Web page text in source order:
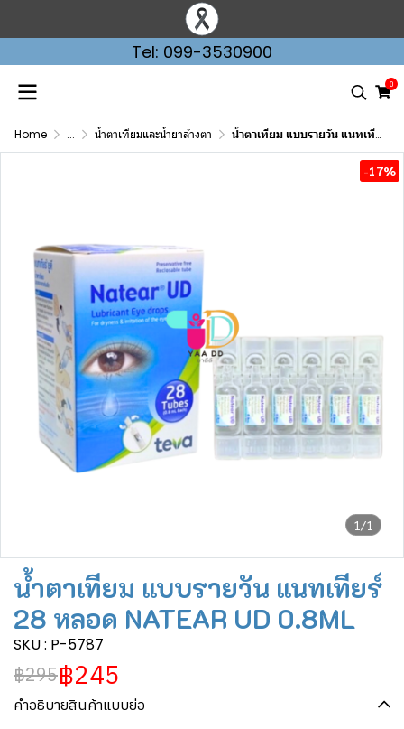
Tel: 099-3530900
0
Home ... น้ำตาเทียมและน้ำยาล้างตา น้ำตาเทียม แบบรายวัน แนทเทียร์ 28 หลอด NATEAR UD 0.8ML
1/1
-17%
น้ำตาเทียม แบบรายวัน แนทเทียร์
28 หลอด NATEAR UD 0.8ML
SKU : P-5787
฿295฿245
คำอธิบายสินค้าแบบย่อ